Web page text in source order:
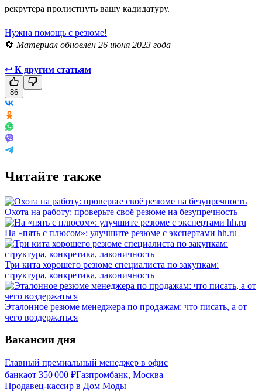
рекрутера пролистнуть вашу кадидатуру.
Нужна помощь с резюме!
🔄 Материал обновлён 26 июня 2023 года
↩ К другим статьям
86
Читайте также
Охота на работу: проверьте своё резюме на безупречность
На «пять с плюсом»: улучшите резюме с экспертами hh.ru
Три кита хорошего резюме специалиста по закупкам:
структура, конкретика, лаконичность
Эталонное резюме менеджера по продажам: что писать, а от
чего воздержаться
Вакансии дня
Главный премиальный менеджер в офис
банкаот 350 000 ₽Газпромбанк, Москва
Продавец-кассир в Дом Моды